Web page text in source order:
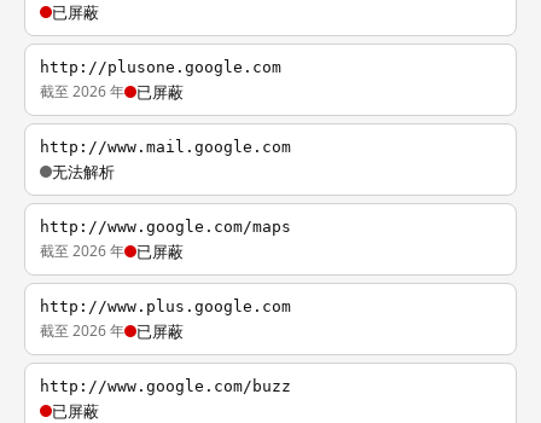
已屏蔽
http://plusone.google.com
截至 2026 年 已屏蔽
http://www.mail.google.com
无法解析
http://www.google.com/maps
截至 2026 年 已屏蔽
http://www.plus.google.com
截至 2026 年 已屏蔽
http://www.google.com/buzz
已屏蔽